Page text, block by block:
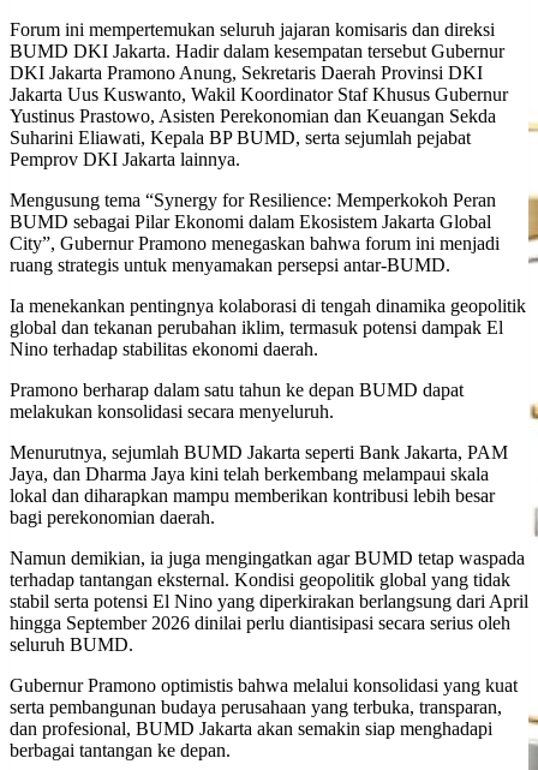
Forum ini mempertemukan seluruh jajaran komisaris dan direksi
BUMD DKI Jakarta. Hadir dalam kesempatan tersebut Gubernur
DKI Jakarta Pramono Anung, Sekretaris Daerah Provinsi DKI
Jakarta Uus Kuswanto, Wakil Koordinator Staf Khusus Gubernur
Yustinus Prastowo, Asisten Perekonomian dan Keuangan Sekda
Suharini Eliawati, Kepala BP BUMD, serta sejumlah pejabat
Pemprov DKI Jakarta lainnya.
Mengusung tema “Synergy for Resilience: Memperkokoh Peran
BUMD sebagai Pilar Ekonomi dalam Ekosistem Jakarta Global
City”, Gubernur Pramono menegaskan bahwa forum ini menjadi
ruang strategis untuk menyamakan persepsi antar-BUMD.
Ia menekankan pentingnya kolaborasi di tengah dinamika geopolitik
global dan tekanan perubahan iklim, termasuk potensi dampak El
Nino terhadap stabilitas ekonomi daerah.
Pramono berharap dalam satu tahun ke depan BUMD dapat
melakukan konsolidasi secara menyeluruh.
Menurutnya, sejumlah BUMD Jakarta seperti Bank Jakarta, PAM
Jaya, dan Dharma Jaya kini telah berkembang melampaui skala
lokal dan diharapkan mampu memberikan kontribusi lebih besar
bagi perekonomian daerah.
Namun demikian, ia juga mengingatkan agar BUMD tetap waspada
terhadap tantangan eksternal. Kondisi geopolitik global yang tidak
stabil serta potensi El Nino yang diperkirakan berlangsung dari April
hingga September 2026 dinilai perlu diantisipasi secara serius oleh
seluruh BUMD.
Gubernur Pramono optimistis bahwa melalui konsolidasi yang kuat
serta pembangunan budaya perusahaan yang terbuka, transparan,
dan profesional, BUMD Jakarta akan semakin siap menghadapi
berbagai tantangan ke depan.